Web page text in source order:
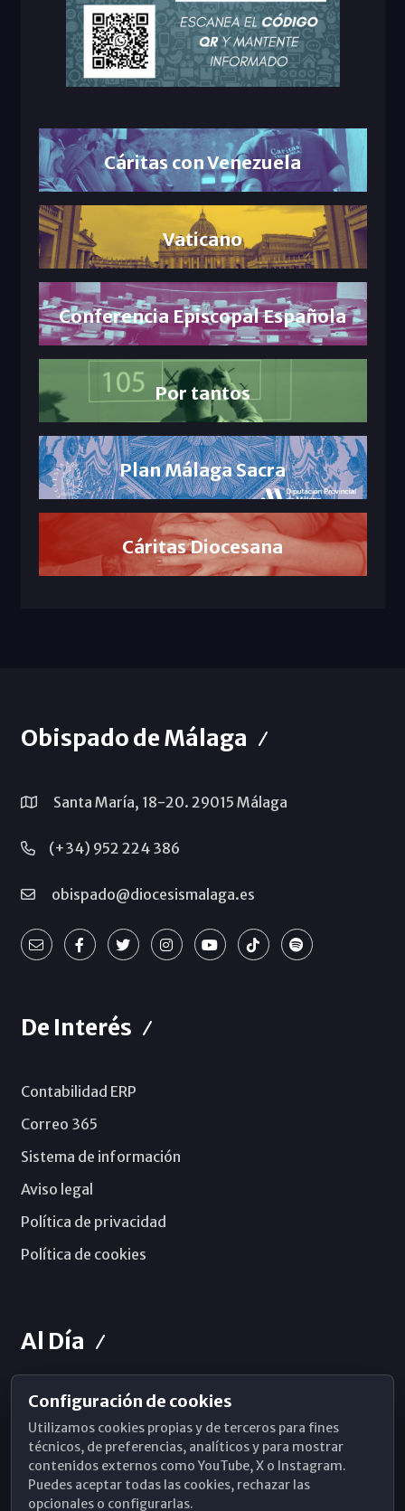
Cáritas con Venezuela
Vaticano
Conferencia Episcopal Española
Por tantos
Plan Málaga Sacra
Cáritas Diocesana
Obispado de Málaga
Santa María, 18-20. 29015 Málaga
(+34) 952 224 386
obispado@diocesismalaga.es
De Interés
Contabilidad ERP
Correo 365
Sistema de información
Aviso legal
Política de privacidad
Política de cookies
Al Día
Horarios de Misa
Hemeroteca
WhatsApp
Configuración de cookies
Utilizamos cookies propias y de terceros para fines
técnicos, de preferencias, analíticos y para mostrar
contenidos externos como YouTube, X o Instagram.
Puedes aceptar todas las cookies, rechazar las
opcionales o configurarlas.